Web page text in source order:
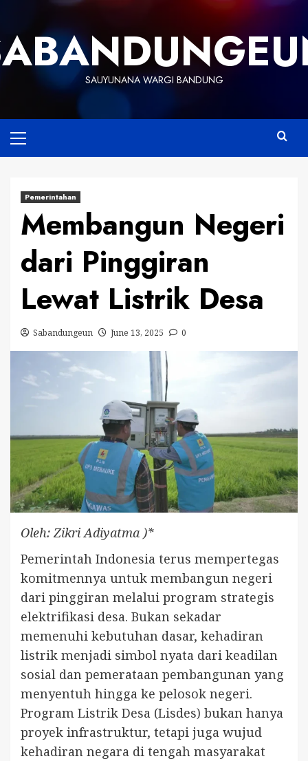
content
SAUYUNANA WARGI BANDUNG
Menu
Pemerintahan
Membangun Negeri
dari Pinggiran
Lewat Listrik Desa
Sabandungeun June 13, 2025 0
Oleh: Zikri Adiyatma )*
Pemerintah Indonesia terus mempertegas
komitmennya untuk membangun negeri
dari pinggiran melalui program strategis
elektrifikasi desa. Bukan sekadar
memenuhi kebutuhan dasar, kehadiran
listrik menjadi simbol nyata dari keadilan
sosial dan pemerataan pembangunan yang
menyentuh hingga ke pelosok negeri.
Program Listrik Desa (Lisdes) bukan hanya
proyek infrastruktur, tetapi juga wujud
kehadiran negara di tengah masyarakat